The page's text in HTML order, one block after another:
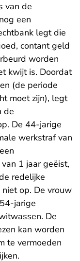
van de
een
legt die
contant geld
worden
kwijt is. Doordat
(de periode
moet zijn), legt
de
De 44-jarige
werkstraf van
1 jaar geëist,
redelijke
op. De vrouw
jarige
De
kan worden
te vermoeden